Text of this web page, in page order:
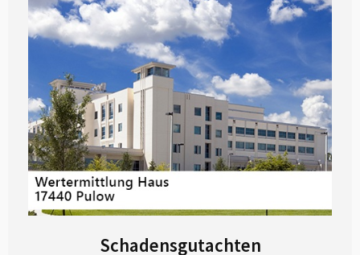
Schadensgutachten